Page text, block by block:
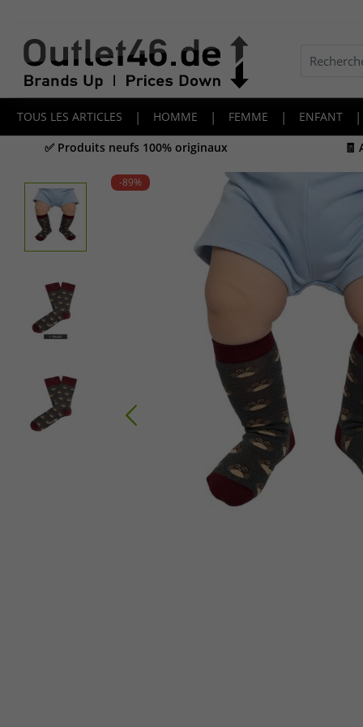
TOUS LES ARTICLES | HOMME | FEMME | ENFANT |
✅ Produits neufs 100% originaux 🧾
-89%